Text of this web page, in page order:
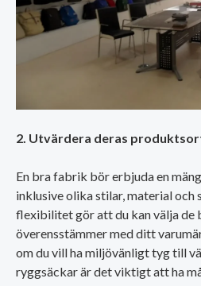
2. Utvärdera deras
En bra fabrik bör erbjuda en
inklusive olika stilar, material och
flexibilitet gör att du kan välja de
överensstämmer med ditt
om du vill ha miljövänligt tyg till
ryggsäckar är det viktigt att ha